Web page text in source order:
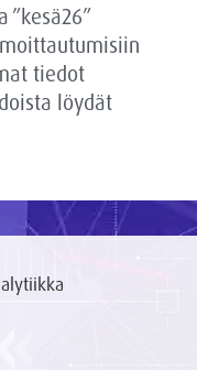
”kesä26”
tiedot
löydät